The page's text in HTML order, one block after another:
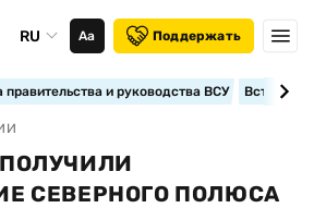
RU Аа Поддержать
правительства и руководства ВСУ
СЕВЕРНОГО ПОЛЮСА